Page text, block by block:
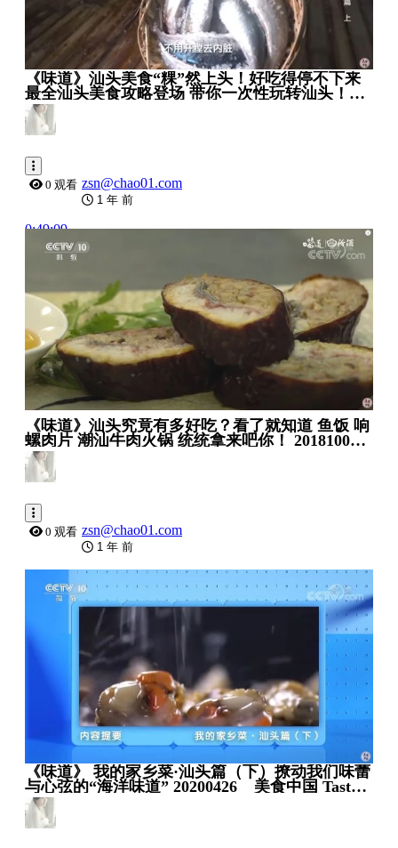
《味道》汕头美食“粿”然上头！好吃得停不下来
最全汕头美食攻略登场 带你一次性玩转汕头！
20200425 _ 美食中国 Tasty China
0 观看 zsn@chao01.com
1 年 前
0:49:09
《味道》汕头究竟有多好吃？看了就知道 鱼饭 响
螺肉片 潮汕牛肉火锅 统统拿来吧你！ 20181003 _
美食中国 Tasty China
0 观看 zsn@chao01.com
1 年 前
《味道》 我的家乡菜·汕头篇（下）撩动我们味蕾
与心弦的“海洋味道” 20200426 _ 美食中国 Tasty
China